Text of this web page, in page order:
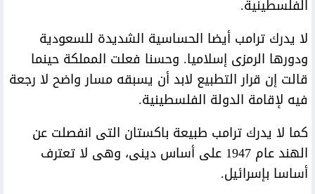
الفلسطينية.
لا يدرك ترامب أيضا الحساسية الشديدة للسعودية
ودورها الرمزى إسلاميا. وحسنا فعلت المملكة حينما
قالت إن قرار التطبيع لابد أن يسبقه مسار واضح لا رجعة
فيه لإقامة الدولة الفلسطينية.
كما لا يدرك ترامب طبيعة باكستان التى انفصلت عن
الهند عام 1947 على أساس دينى، وهى لا تعترف
أساسا بإسرائيل.